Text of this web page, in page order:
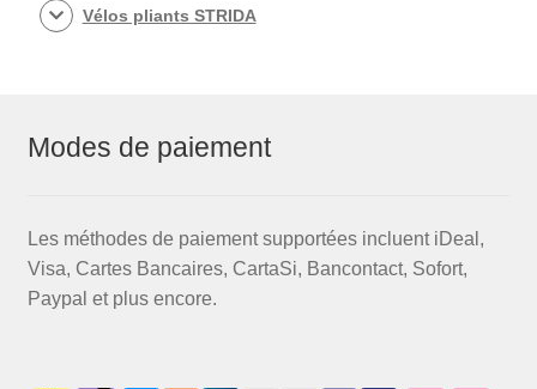
Vélos pliants STRIDA
Modes de paiement
Les méthodes de paiement supportées incluent iDeal,
Visa, Cartes Bancaires, CartaSi, Bancontact, Sofort,
Paypal et plus encore.